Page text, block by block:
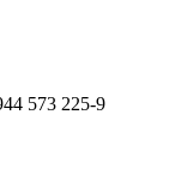
573 225-9